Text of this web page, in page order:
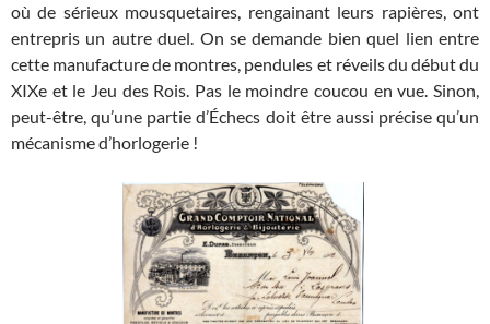
où de sérieux mousquetaires, rengainant leurs rapières, ont
entrepris un autre duel. On se demande bien quel lien entre
cette manufacture de montres, pendules et réveils du début du
XIXe et le Jeu des Rois. Pas le moindre coucou en vue. Sinon,
peut-être, qu’une partie d’Échecs doit être aussi précise qu’un
mécanisme d’horlogerie !